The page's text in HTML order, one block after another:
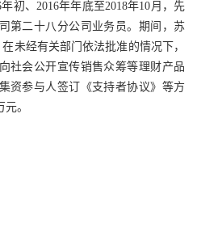
初、2016年年底至2018年10月，先
第二十八分公司业务员。期间，苏
未经有关部门依法批准的情况下，
社会公开宣传销售众筹等理财产品
资参与人签订《支持者协议》等方
。